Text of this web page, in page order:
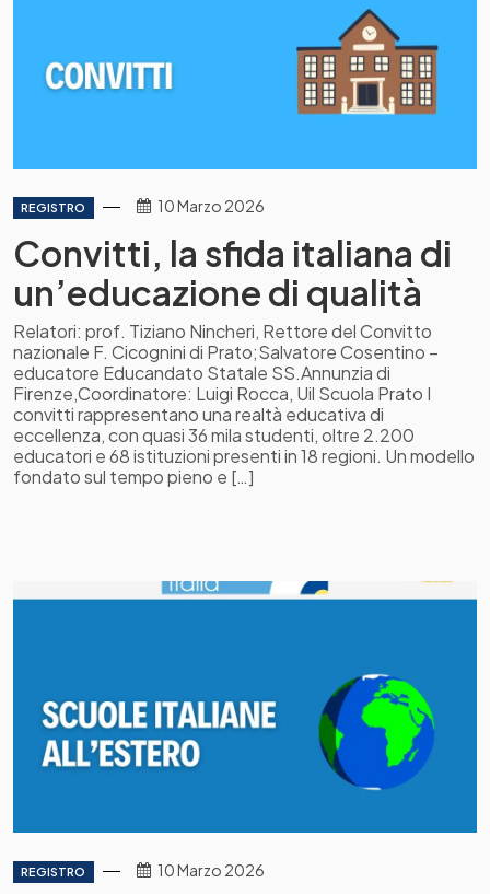
REGISTRO 10 Marzo 2026
Convitti, la sfida italiana di
un’educazione di qualità
Relatori: prof. Tiziano Nincheri, Rettore del Convitto
nazionale F. Cicognini di Prato;Salvatore Cosentino –
educatore Educandato Statale SS.Annunzia di
Firenze,Coordinatore: Luigi Rocca, Uil Scuola Prato I
convitti rappresentano una realtà educativa di
eccellenza, con quasi 36 mila studenti, oltre 2.200
educatori e 68 istituzioni presenti in 18 regioni. Un modello
fondato sul tempo pieno e […]
REGISTRO 10 Marzo 2026